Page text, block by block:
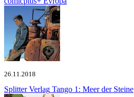
26.11.2018
Splitter Verlag Tango 1: Meer der Steine